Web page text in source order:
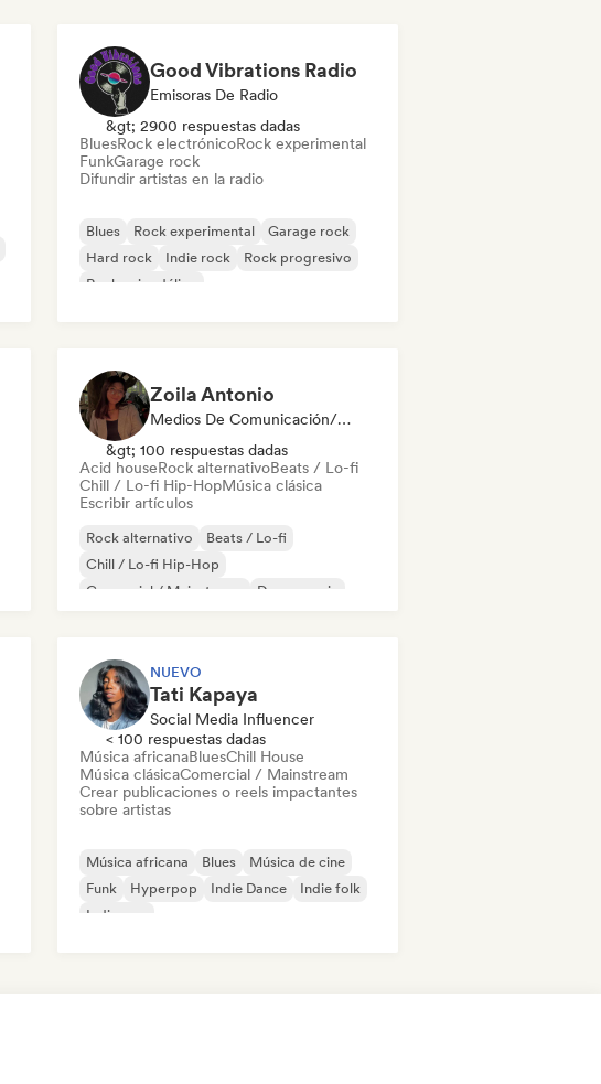
Good Vibrations Radio
Emisoras De Radio
&gt; 2900 respuestas dadas
BluesRock electrónicoRock experimental
FunkGarage rock
Difundir artistas en la radio
Blues Rock experimental
Garage rock
Hard rock
Indie rock
Rock progresivo
Rock psicodélico
Zoila Antonio
Medios De Comunicación/Periodista
&gt; 100 respuestas dadas
Acid houseRock alternativoBeats / Lo-fi
Chill / Lo-fi Hip-HopMúsica clásica
Escribir artículos
Rock alternativo
Beats / Lo-fi
Chill / Lo-fi Hip-Hop
Comercial / Mainstream
Dance music
NUEVO
Tati Kapaya
Social Media Influencer
< 100 respuestas dadas
Música africanaBluesChill House
Música clásicaComercial / Mainstream
Crear publicaciones o reels impactantes
sobre artistas
Música africana Blues
Música de cine
Funk
Hyperpop Indie Dance
Indie folk
Indie pop